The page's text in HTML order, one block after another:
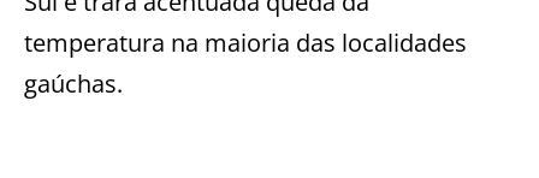
temperatura na maioria das localidades
gaúchas.